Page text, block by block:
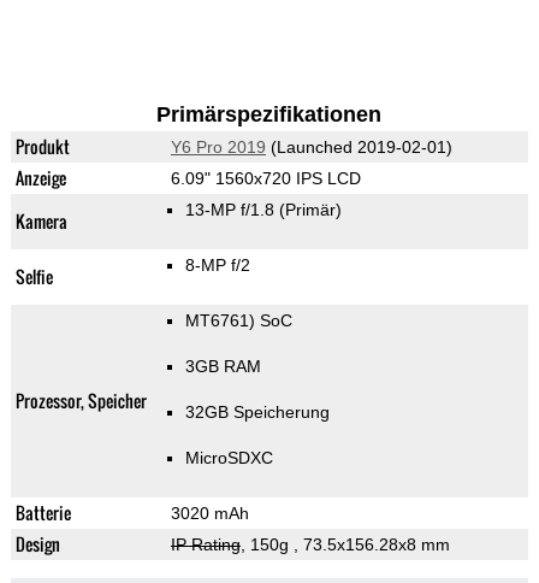
Primärspezifikationen
Produkt Y6 Pro 2019 (Launched 2019-02-01)
Anzeige 6.09" 1560x720 IPS LCD
Kamera 13-MP f/1.8 (Primär)
Selfie 8-MP f/2
Prozessor, Speicher
MT6761) SoC
3GB RAM
32GB Speicherung
MicroSDXC
Batterie 3020 mAh
Design IP Rating, 150g , 73.5x156.28x8 mm